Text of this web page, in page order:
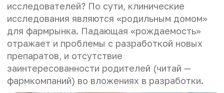
исследователей? По сути, клинические
исследования являются «родильным домом»
для фармрынка. Падающая «рождаемость»
отражает и проблемы с разработкой новых
препаратов, и отсутствие
заинтересованности родителей (читай —
фармкомпаний) во вложениях в разработки.